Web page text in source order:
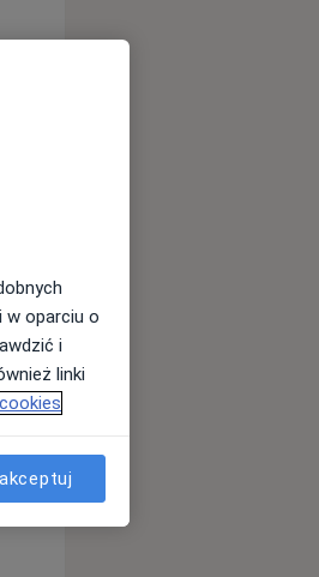
Wt,
11 Sie
w oparciu o
i
linki